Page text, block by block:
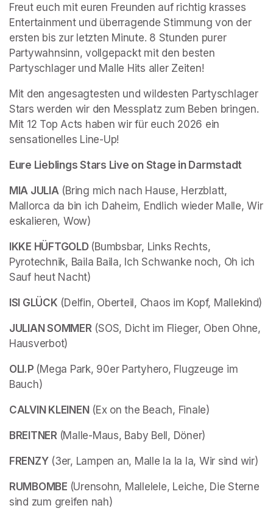
Freut euch mit euren Freunden auf richtig krasses
Entertainment und überragende Stimmung von der
ersten bis zur letzten Minute. 8 Stunden purer
Partywahnsinn, vollgepackt mit den besten
Partyschlager und Malle Hits aller Zeiten!
Mit den angesagtesten und wildesten Partyschlager
Stars werden wir den Messplatz zum Beben bringen.
Mit 12 Top Acts haben wir für euch 2026 ein
sensationelles Line-Up!
Eure Lieblings Stars Live on Stage in Darmstadt
MIA JULIA (Bring mich nach Hause, Herzblatt,
Mallorca da bin ich Daheim, Endlich wieder Malle, Wir
eskalieren, Wow)
IKKE HÜFTGOLD (Bumbsbar, Links Rechts,
Pyrotechnik, Baila Baila, Ich Schwanke noch, Oh ich
Sauf heut Nacht)
ISI GLÜCK (Delfin, Oberteil, Chaos im Kopf, Mallekind)
JULIAN SOMMER (SOS, Dicht im Flieger, Oben Ohne,
Hausverbot)
OLI.P (Mega Park, 90er Partyhero, Flugzeuge im
Bauch)
CALVIN KLEINEN (Ex on the Beach, Finale)
BREITNER (Malle-Maus, Baby Bell, Döner)
FRENZY (3er, Lampen an, Malle la la la, Wir sind wir)
RUMBOMBE (Urensohn, Mallelele, Leiche, Die Sterne
sind zum greifen nah)